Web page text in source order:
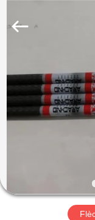
DES
PRODUITS
SUJET
DE
Arrows.